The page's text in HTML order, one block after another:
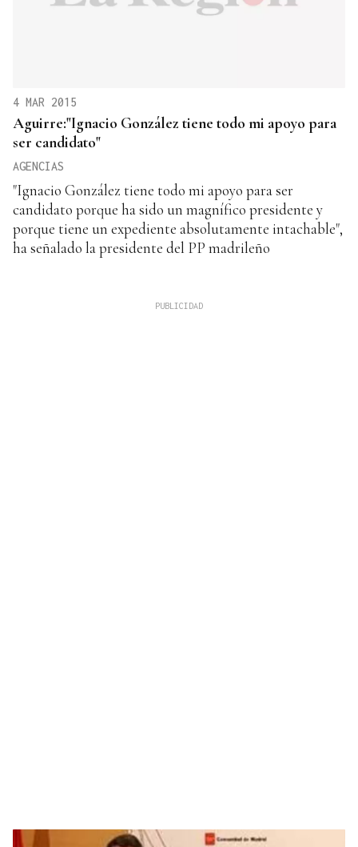
4 MAR 2015
Aguirre:"Ignacio González tiene todo mi apoyo para
ser candidato"
AGENCIAS
"Ignacio González tiene todo mi apoyo para ser
candidato porque ha sido un magnífico presidente y
porque tiene un expediente absolutamente intachable",
ha señalado la presidente del PP madrileño